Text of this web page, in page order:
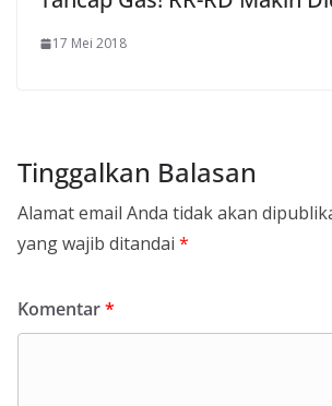
17 Mei 2018
Tinggalkan Balasan
Alamat email Anda tidak akan
yang wajib ditandai *
Komentar*